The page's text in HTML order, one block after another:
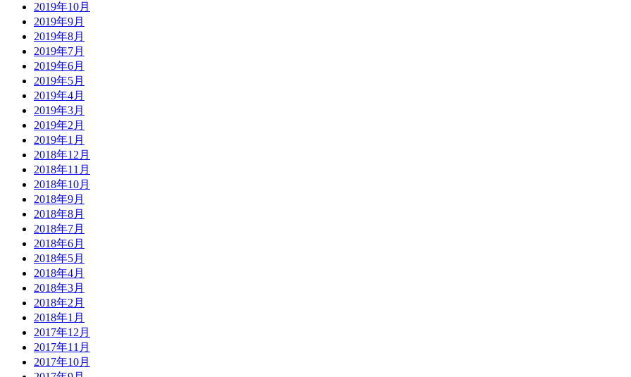
2019年10月
2019年9月
2019年8月
2019年7月
2019年6月
2019年5月
2019年4月
2019年3月
2019年2月
2019年1月
2018年12月
2018年11月
2018年10月
2018年9月
2018年8月
2018年7月
2018年6月
2018年5月
2018年4月
2018年3月
2018年2月
2018年1月
2017年12月
2017年11月
2017年10月